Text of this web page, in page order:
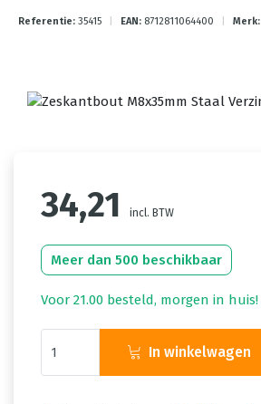
Referentie: 35415 EAN: 8712811064400 Merk:
34,21 incl. BTW
Meer dan 500 beschikbaar
Voor 21.00 besteld, morgen in huis!
In winkelwagen